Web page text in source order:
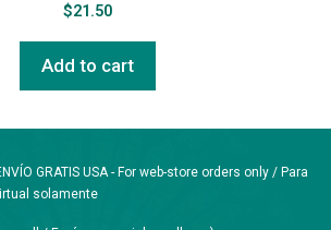
$21.50
Add to cart
GRATIS USA - For web-store orders only / Para
solamente